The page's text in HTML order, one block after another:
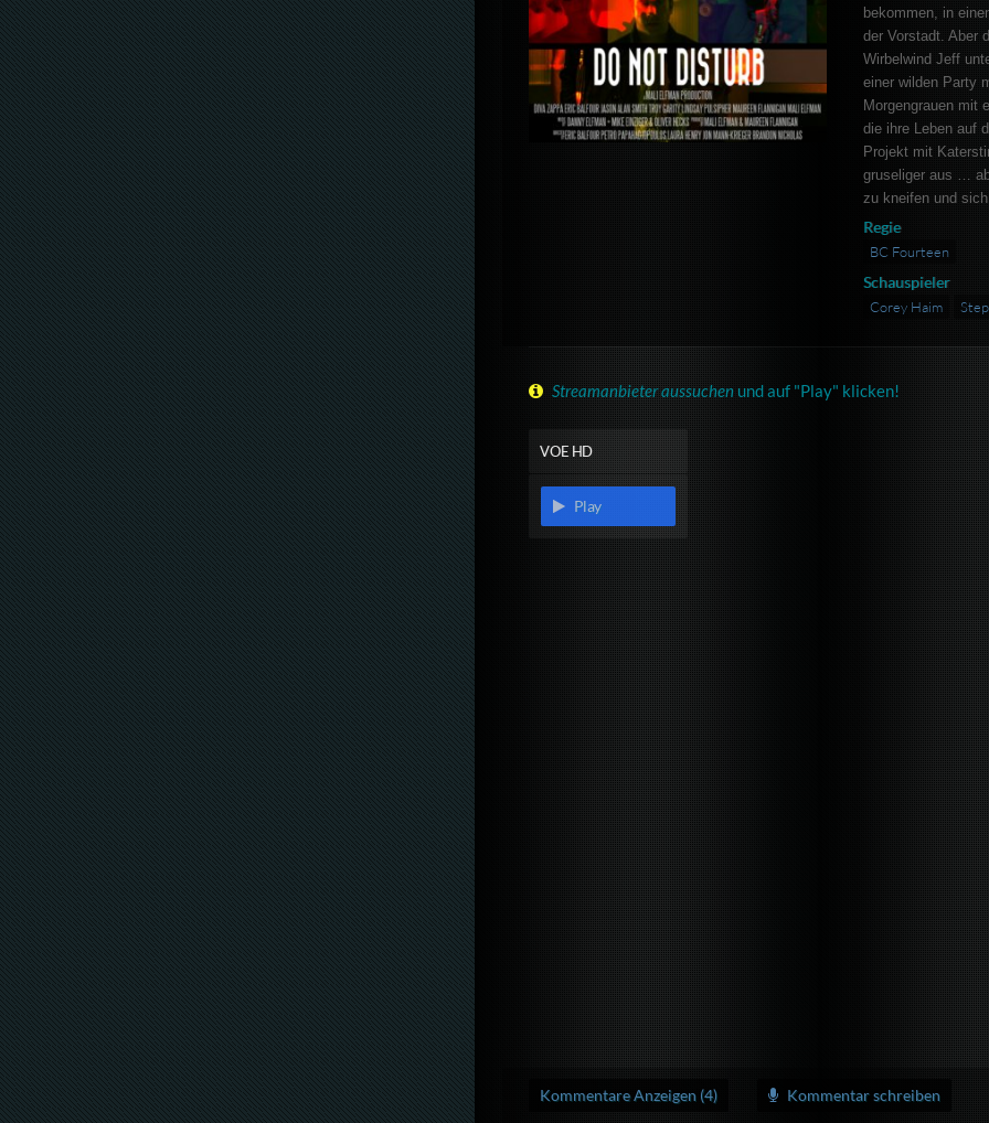
bekommen, in
der Vorstadt. Aber
Wirbelwind Jeff
einer wilden Party
Morgengrauen mit
die ihre Leben auf
Projekt mit
gruseliger aus …
zu kneifen und
Regie
BC Fourteen
Schauspieler
Corey Haim
Streamanbieter aussuchen und auf "Play" klicken!
VOE HD
Play
Kommentare Anzeigen (4) Kommentar schreiben